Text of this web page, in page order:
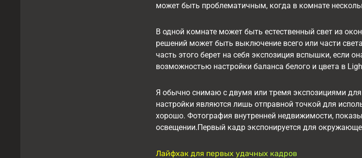
может быть проблематичным, когда в комнате
В одной комнате может быть естественный свет из
решений может быть выключение всего или части
часть этого берет на себя экспозиция вспышки, если
возможностью настройки баланса белого и цвета в
Я обычно снимаю с двумя или тремя экспозициями
настройки являются лишь отправной точкой для
хорошо. Фотография внутренней недвижимости,
освещении.Первый кадр экспонируется для
Лайфхак для первых удачных кадров